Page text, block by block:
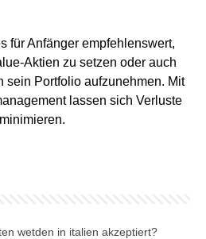
für Anfänger empfehlenswert,
Aktien zu setzen oder auch
sein Portfolio aufzunehmen. Mit
lassen sich Verluste
wetden in italien akzeptiert?